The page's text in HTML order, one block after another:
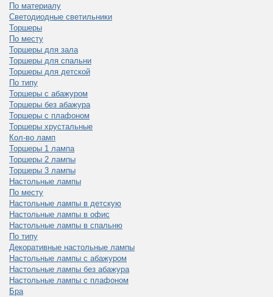
По материалу
Светодиодные светильники
Торшеры
По месту
Торшеры для зала
Торшеры для спальни
Торшеры для детской
По типу
Торшеры с абажуром
Торшеры без абажура
Торшеры с плафоном
Торшеры хрустальные
Кол-во ламп
Торшеры 1 лампа
Торшеры 2 лампы
Торшеры 3 лампы
Настольные лампы
По месту
Настольные лампы в детскую
Настольные лампы в офис
Настольные лампы в спальню
По типу
Декоративные настольные лампы
Настольные лампы с абажуром
Настольные лампы без абажура
Настольные лампы с плафоном
Бра